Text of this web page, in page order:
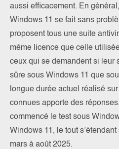
aussi efficacement. En
Windows 11 se fait sans
proposent tous une suite
même licence que celle
ceux qui se demandent si leur
sûre sous Windows 11 que
longue durée actuel réalisé
connues apporte des
commencé le test sous
Windows 11, le tout
mars à août 2025.